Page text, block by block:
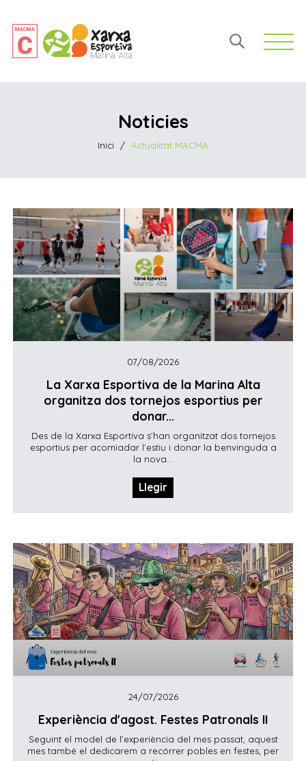
Open
Noticies
Inici / Actualitat MACMA
07/08/2026
La Xarxa Esportiva de la Marina Alta
organitza dos tornejos esportius per
donar...
Des de la Xarxa Esportiva s’han organitzat dos tornejos
esportius per acomiadar l’estiu i donar la benvinguda a
la nova...
Llegir
24/07/2026
Experiència d'agost. Festes Patronals II
Seguint el model de l’experiència del mes passat, aquest
mes també el dedicarem a recórrer pobles en festes, per